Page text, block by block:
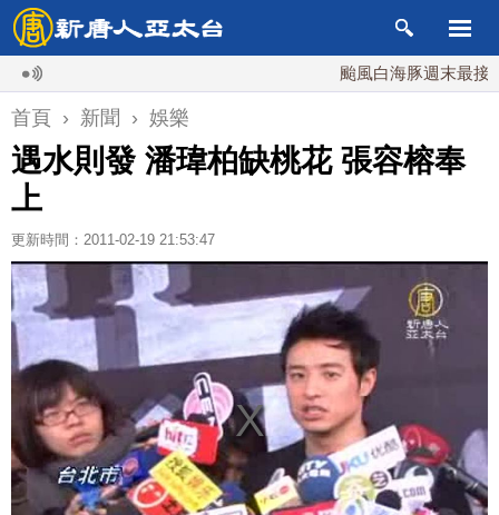
颱風白海豚週末最接近台
首頁 › 新聞 › 娛樂
遇水則發 潘瑋柏缺桃花 張容榕奉
上
更新時間：2011-02-19 21:53:47